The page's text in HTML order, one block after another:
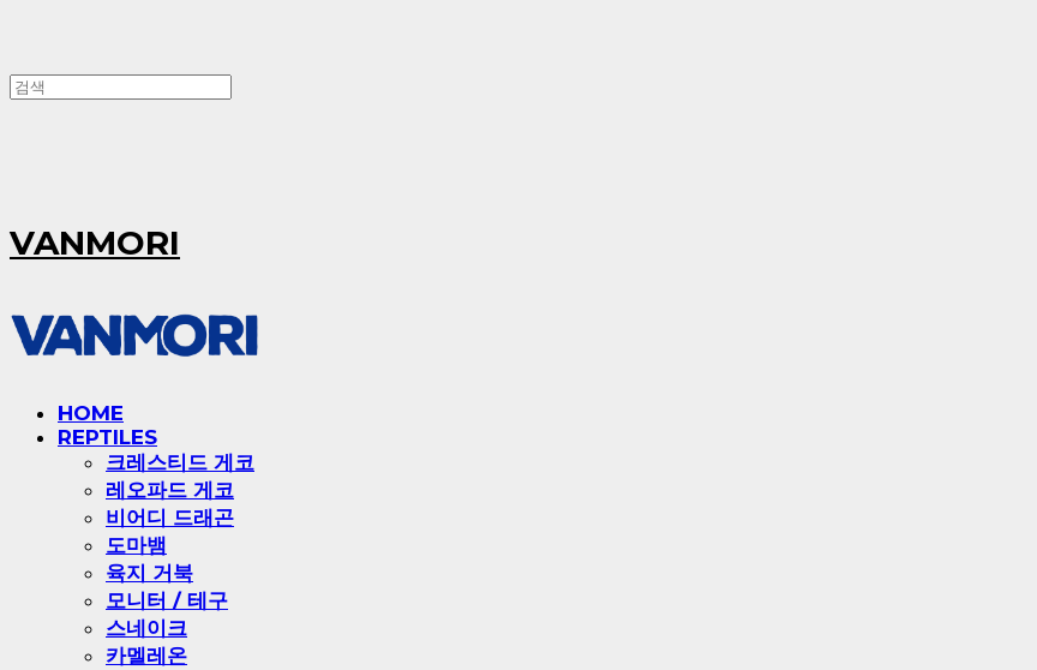
VANMORI
HOME
REPTILES
크레스티드 게코
레오파드 게코
비어디 드래곤
도마뱀
육지 거북
모니터 / 테구
스네이크
카멜레온